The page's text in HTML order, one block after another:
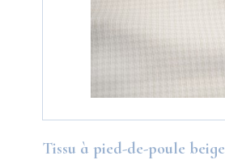
Tissu à pied-de-poule beige